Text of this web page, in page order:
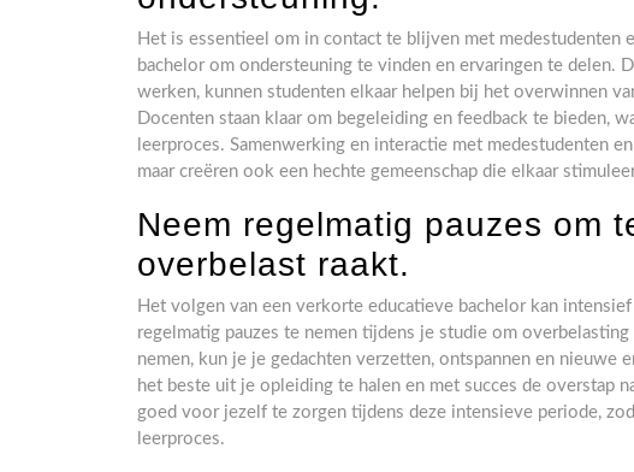
Het is essentieel om in contact te blijven met medestudenten
bachelor om ondersteuning te vinden en ervaringen te delen.
werken, kunnen studenten elkaar helpen bij het overwinnen
Docenten staan klaar om begeleiding en feedback te bieden,
leerproces. Samenwerking en interactie met medestudenten
maar creëren ook een hechte gemeenschap die elkaar
Neem regelmatig pauzes om
overbelast raakt.
Het volgen van een verkorte educatieve bachelor kan
regelmatig pauzes te nemen tijdens je studie om
nemen, kun je je gedachten verzetten, ontspannen en
het beste uit je opleiding te halen en met succes de overstap
goed voor jezelf te zorgen tijdens deze intensieve periode,
leerproces.